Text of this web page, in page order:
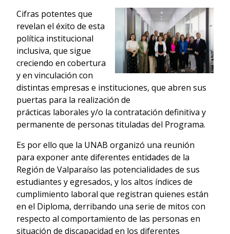
Cifras potentes que
revelan el éxito de esta
política institucional
inclusiva, que sigue
creciendo en cobertura
y en vinculación con
distintas empresas e instituciones, que abren sus
puertas para la realización de
prácticas laborales y/o la contratación definitiva y
permanente de personas tituladas del Programa.
Es por ello que la UNAB organizó una reunión
para exponer ante diferentes entidades de la
Región de Valparaíso las potencialidades de sus
estudiantes y egresados, y los altos índices de
cumplimiento laboral que registran quienes están
en el Diploma, derribando una serie de mitos con
respecto al comportamiento de las personas en
situación de discapacidad en los diferentes